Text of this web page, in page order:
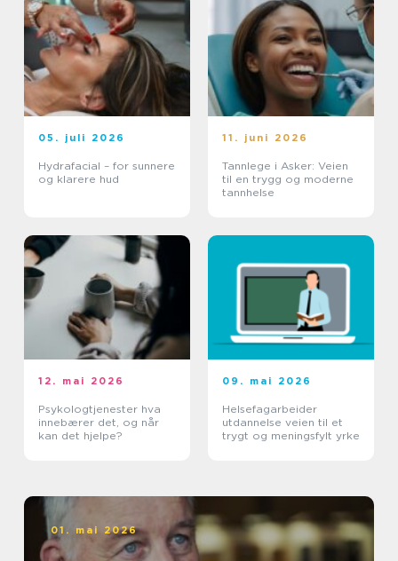
05. juli 2026
Hydrafacial – for sunnere
og klarere hud
11. juni 2026
Tannlege i Asker: Veien
til en trygg og moderne
tannhelse
12. mai 2026
Psykologtjenester hva
innebærer det, og når
kan det hjelpe?
09. mai 2026
Helsefagarbeider
utdannelse veien til et
trygt og meningsfylt yrke
01. mai 2026